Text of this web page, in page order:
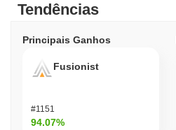
Tendências
Principais Ganhos
Fusionist
#1151
94.07%